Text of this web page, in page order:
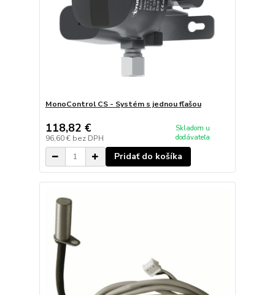
MonoControl CS - Systém s jednou fľašou
118,82 €
96,60 € bez DPH
Skladom u
dodávateľa
Pridať do košíka